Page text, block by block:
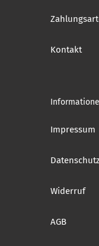
Kontakt
Impressum
Widerruf
AGB